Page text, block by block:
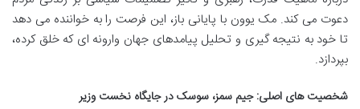
دعوت می کند. مک یوون با پایانی باز، این فرصت را به خواننده می دهد
تا خود به نتیجه گیری و تحلیل پیامدهای جهان وارونه ای که خلق کرده،
بپردازد.
شخصیت های اصلی: جیم سمز، سوسک در جایگاه نخست وزیر